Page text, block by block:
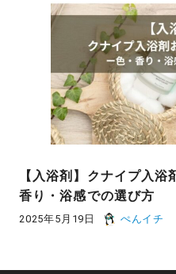
【入浴剤】クナイプ入浴
香り・浴感での選び方
2025年5月19日 ぺんイチ